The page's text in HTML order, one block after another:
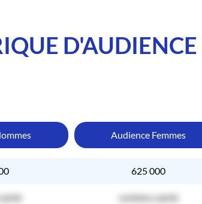
D'AUDIENCE
Audience Femmes
625 000
contenu caché